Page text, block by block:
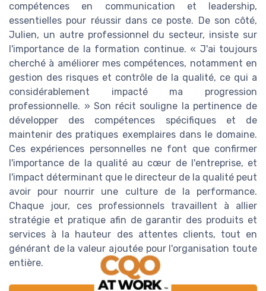
compétences en communication et leadership,
essentielles pour réussir dans ce poste. De son côté,
Julien, un autre professionnel du secteur, insiste sur
l'importance de la formation continue. « J'ai toujours
cherché à améliorer mes compétences, notamment en
gestion des risques et contrôle de la qualité, ce qui a
considérablement impacté ma progression
professionnelle. » Son récit souligne la pertinence de
développer des compétences spécifiques et de
maintenir des pratiques exemplaires dans le domaine.
Ces expériences personnelles ne font que confirmer
l'importance de la qualité au cœur de l'entreprise, et
l'impact déterminant que le directeur de la qualité peut
avoir pour nourrir une culture de la performance.
Chaque jour, ces professionnels travaillent à allier
stratégie et pratique afin de garantir des produits et
services à la hauteur des attentes clients, tout en
générant de la valeur ajoutée pour l'organisation toute
entière.